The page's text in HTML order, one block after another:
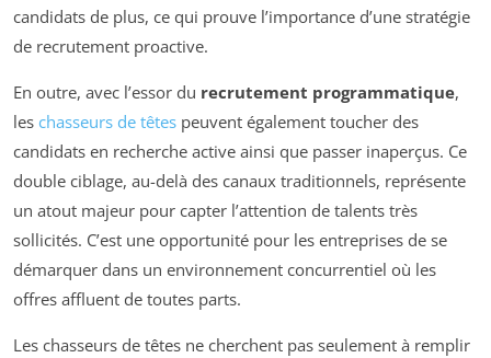
candidats de plus, ce qui prouve l’importance d’une stratégie
de recrutement proactive.
En outre, avec l’essor du recrutement programmatique,
les chasseurs de têtes peuvent également toucher des
candidats en recherche active ainsi que passer inaperçus. Ce
double ciblage, au-delà des canaux traditionnels, représente
un atout majeur pour capter l’attention de talents très
sollicités. C’est une opportunité pour les entreprises de se
démarquer dans un environnement concurrentiel où les
offres affluent de toutes parts.
Les chasseurs de têtes ne cherchent pas seulement à remplir